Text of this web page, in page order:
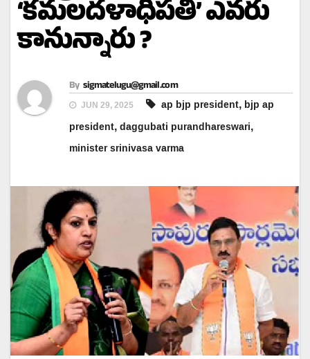
‘కమలదళాధిపతి’ ఎవరు
కానున్నారు ?
By sigmatelugu@gmail.com
JUN 29, 2025 ap bjp president,bjp ap
president,daggubati purandhareswari,
minister srinivasa varma